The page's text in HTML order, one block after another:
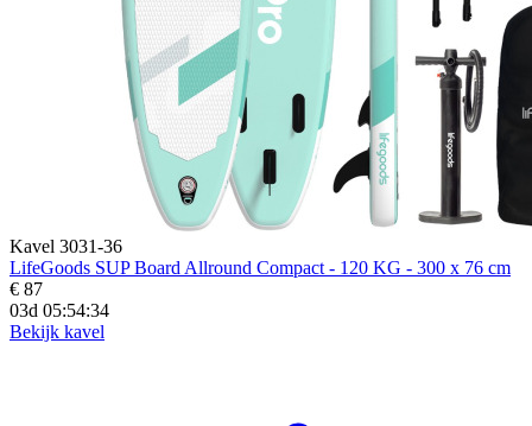
Kavel 3031-36
LifeGoods SUP Board Allround Compact - 120 KG - 300 x 76 cm
€ 87
03d 05:54:33
Bekijk kavel